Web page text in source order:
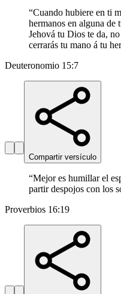
“Cuando hubiere en ti
hermanos en alguna de
Jehová tu Dios te da,
cerrarás tu mano á tu
Deuteronomio 15:7
Compartir versículo
“Mejor es humillar el
partir despojos con los
Proverbios 16:19